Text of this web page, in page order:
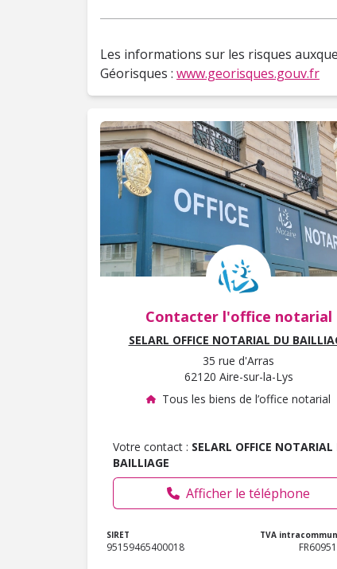
Les informations sur les risques
Géorisques : www.georisques.gouv.fr
Contacter l'office notarial
SELARL OFFICE NOTARIAL DU
35 rue d'Arras
62120 Aire-sur-la-Lys
Tous les biens de l’office notarial
Votre contact : SELARL OFFICE NOTARIAL
BAILLIAGE
Afficher le téléphone
SIRET
95159465400018
TVA